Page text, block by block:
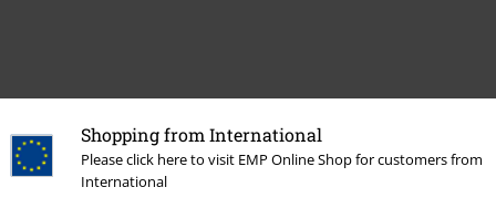
Shopping from International
Please click here to visit EMP Online Shop for customers from
International